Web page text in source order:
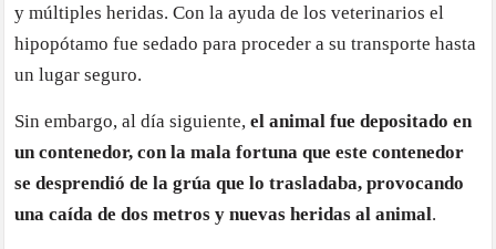
y múltiples heridas. Con la ayuda de los veterinarios el
hipopótamo fue sedado para proceder a su transporte hasta
un lugar seguro.
Sin embargo, al día siguiente,el animal fue depositado en
un contenedor, con la mala fortuna que este contenedor
se desprendió de la grúa que lo trasladaba, provocando
una caída de dos metros y nuevas heridas al animal.